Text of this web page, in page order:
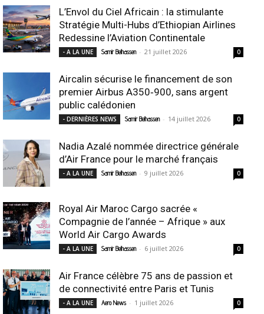
L’Envol du Ciel Africain : la stimulante
Stratégie Multi-Hubs d’Ethiopian Airlines
Redessine l’Aviation Continentale
- A LA UNE Samir Belhassen - 21 juillet 2026 0
Aircalin sécurise le financement de son
premier Airbus A350‑900, sans argent
public calédonien
- DERNIÈRES NEWS Samir Belhassen - 14 juillet 2026 0
Nadia Azalé nommée directrice générale
d’Air France pour le marché français
- A LA UNE Samir Belhassen - 9 juillet 2026 0
Royal Air Maroc Cargo sacrée «
Compagnie de l’année – Afrique » aux
World Air Cargo Awards
- A LA UNE Samir Belhassen - 6 juillet 2026 0
Air France célèbre 75 ans de passion et
de connectivité entre Paris et Tunis
- A LA UNE Aero News - 1 juillet 2026 0